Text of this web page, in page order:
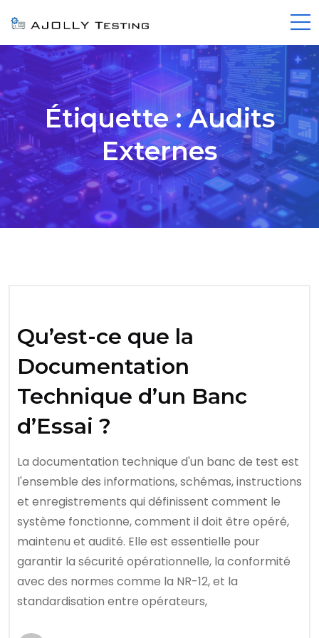
Étiquette :Audits
Externes
Qu’est-ce que la
Documentation
Technique d’un Banc
d’Essai ?
La documentation technique d'un banc de test est
l'ensemble des informations, schémas, instructions
et enregistrements qui définissent comment le
système fonctionne, comment il doit être opéré,
maintenu et audité. Elle est essentielle pour
garantir la sécurité opérationnelle, la conformité
avec des normes comme la NR-12, et la
standardisation entre opérateurs,